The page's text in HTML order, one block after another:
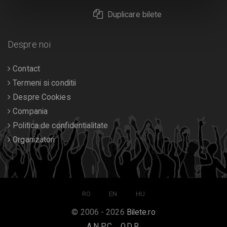
Duplicare bilete
Despre noi
Contact
Termeni si conditii
Despre Cookies
Compania
Politica de confidentialitate
Organizatori
RO EN HU
© 2006 - 2026 Bilete.ro